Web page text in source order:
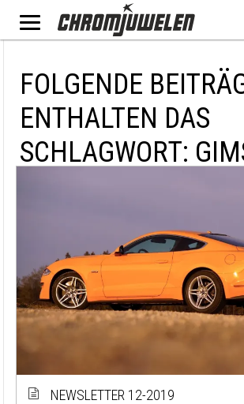
FOLGENDE
ENTHALTEN DAS
SCHLAGWORT:
NEWSLETTER 12-2019